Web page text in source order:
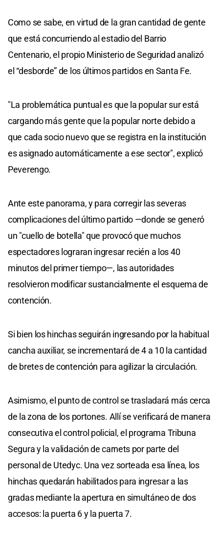
Como se sabe, en virtud de la gran cantidad de gente
que está concurriendo al estadio del Barrio
Centenario, el propio Ministerio de Seguridad analizó
el “desborde” de los últimos partidos en Santa Fe.
"La problemática puntual es que la popular sur está
cargando más gente que la popular norte debido a
que cada socio nuevo que se registra en la institución
es asignado automáticamente a ese sector", explicó
Peverengo.
Ante este panorama, y para corregir las severas
complicaciones del último partido —donde se generó
un "cuello de botella" que provocó que muchos
espectadores lograran ingresar recién a los 40
minutos del primer tiempo—, las autoridades
resolvieron modificar sustancialmente el esquema de
contención.
Si bien los hinchas seguirán ingresando por la habitual
cancha auxiliar, se incrementará de 4 a 10 la cantidad
de bretes de contención para agilizar la circulación.
Asimismo, el punto de control se trasladará más cerca
de la zona de los portones. Allí se verificará de manera
consecutiva el control policial, el programa Tribuna
Segura y la validación de carnets por parte del
personal de Utedyc. Una vez sorteada esa línea, los
hinchas quedarán habilitados para ingresar a las
gradas mediante la apertura en simultáneo de dos
accesos: la puerta 6 y la puerta 7.